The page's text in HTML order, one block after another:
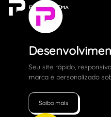
Seu site rápido,
marca e personalizado
Saiba mais